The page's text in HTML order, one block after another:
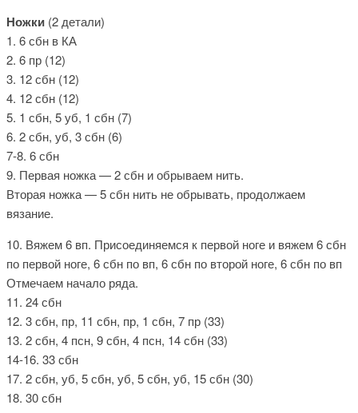
Ножки (2 детали)
1. 6 сбн в КА
2. 6 пр (12)
3. 12 сбн (12)
4. 12 сбн (12)
5. 1 сбн, 5 уб, 1 сбн (7)
6. 2 сбн, уб, 3 сбн (6)
7-8. 6 сбн
9. Первая ножка — 2 сбн и обрываем нить.
Вторая ножка — 5 сбн нить не обрывать, продолжаем
вязание.
10. Вяжем 6 вп. Присоединяемся к первой ноге и вяжем 6 сбн
по первой ноге, 6 сбн по вп, 6 сбн по второй ноге, 6 сбн по вп
Отмечаем начало ряда.
11. 24 сбн
12. 3 сбн, пр, 11 сбн, пр, 1 сбн, 7 пр (33)
13. 2 сбн, 4 псн, 9 сбн, 4 псн, 14 сбн (33)
14-16. 33 сбн
17. 2 сбн, уб, 5 сбн, уб, 5 сбн, уб, 15 сбн (30)
18. 30 сбн